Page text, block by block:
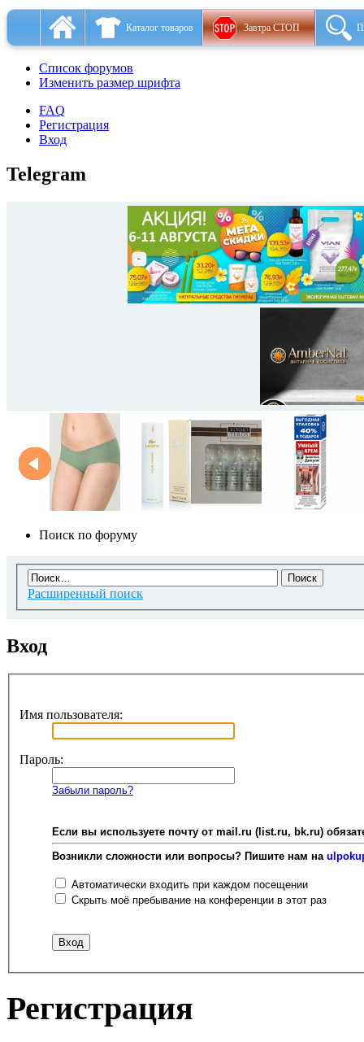
Каталог товаров Завтра СТОП
Список форумов
Изменить размер шрифта
FAQ
Регистрация
Вход
Telegram
Поиск по форуму
Расширенный поиск
Вход
Имя пользователя:
Пароль:
Забыли пароль?
Если вы используете почту от mail.ru (list.ru, bk.ru)
Возникли сложности или вопросы? Пишите нам на
Автоматически входить при каждом посещении
Скрыть моё пребывание на конференции в этот раз
Регистрация